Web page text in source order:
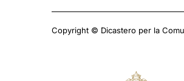
Copyright © Dicastero per la